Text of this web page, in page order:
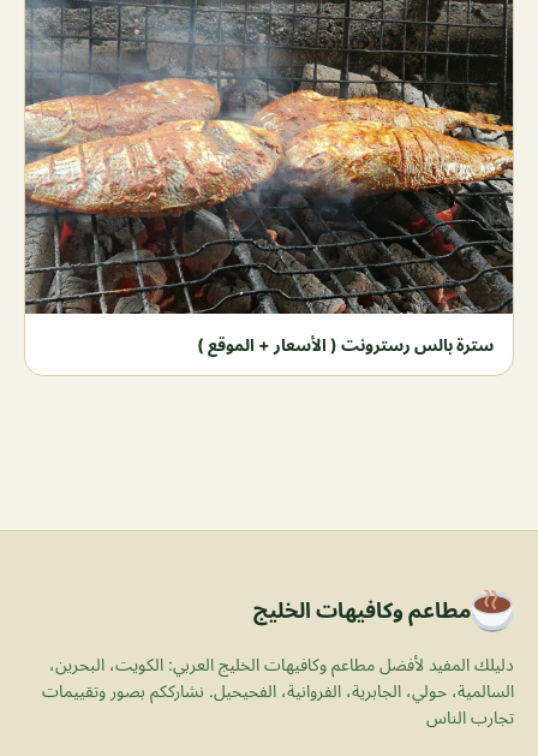
سترة بالس رسترونت ( الأسعار + الموقع )
مطاعم وكافيهات الخليج
دليلك المفيد لأفضل مطاعم وكافيهات الخليج العربي: الكويت، البحرين،
السالمية، حولي، الجابرية، الفروانية، الفحيحيل. نشارككم بصور وتقييمات
تجارب الناس